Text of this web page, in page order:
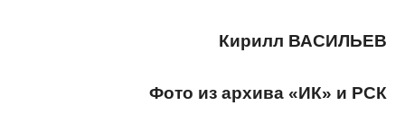
Кирилл ВАСИЛЬЕВ
Фото из архива «ИК» и РСК